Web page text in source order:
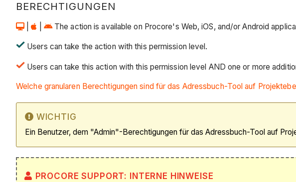
BERECHTIGUNGEN
| The action is available on Procore's Web, iOS, and/or Android
Users can take the action with this permission level.
Users can take this action with this permission level AND one or more
Welche granularen Berechtigungen sind für das Adressbuch-Tool auf
WICHTIG
Ein Benutzer, dem "Admin"-Berechtigungen für das Adressbuch-Tool auf
PROCORE SUPPORT: INTERNE HINWEISE